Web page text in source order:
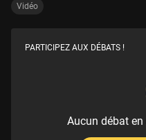
Vidéo
PARTICIPEZ AUX DÉBATS !
Aucun débat